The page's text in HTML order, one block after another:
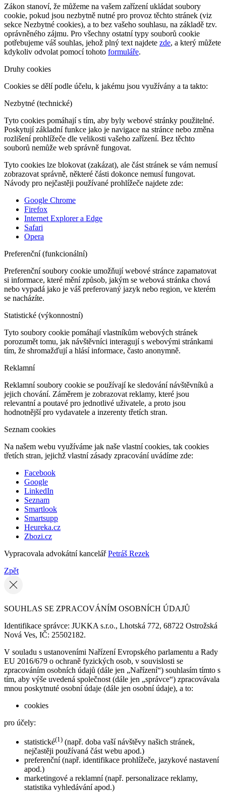
Zákon stanoví, že můžeme na vašem zařízení ukládat soubory
cookie, pokud jsou nezbytně nutné pro provoz těchto stránek (viz
sekce Nezbytné cookies), a to bez vašeho souhlasu, na základě tzv.
oprávněného zájmu. Pro všechny ostatní typy souborů cookie
potřebujeme váš souhlas, jehož plný text najdete zde, a který můžete
kdykoliv odvolat pomocí tohoto formuláře.
Druhy cookies
Cookies se dělí podle účelu, k jakému jsou využívány a ta takto:
Nezbytné (technické)
Tyto cookies pomáhají s tím, aby byly webové stránky použitelné.
Poskytují základní funkce jako je navigace na stránce nebo změna
rozlišení prohlížeče dle velikosti vašeho zařízení. Bez těchto
souborů nemůže web správně fungovat.
Tyto cookies lze blokovat (zakázat), ale část stránek se vám nemusí
zobrazovat správně, některé části dokonce nemusí fungovat.
Návody pro nejčastěji používané prohlížeče najdete zde:
Google Chrome
Firefox
Internet Explorer a Edge
Safari
Opera
Preferenční (funkcionální)
Preferenční soubory cookie umožňují webové stránce zapamatovat
si informace, které mění způsob, jakým se webová stránka chová
nebo vypadá jako je váš preferovaný jazyk nebo region, ve kterém
se nacházíte.
Statistické (výkonnostní)
Tyto soubory cookie pomáhají vlastníkům webových stránek
porozumět tomu, jak návštěvníci interagují s webovými stránkami
tím, že shromažďují a hlásí informace, často anonymně.
Reklamní
Reklamní soubory cookie se používají ke sledování návštěvníků a
jejich chování. Záměrem je zobrazovat reklamy, které jsou
relevantní a poutavé pro jednotlivé uživatele, a proto jsou
hodnotnější pro vydavatele a inzerenty třetích stran.
Seznam cookies
Na našem webu využíváme jak naše vlastní cookies, tak cookies
třetích stran, jejichž vlastní zásady zpracování uvádíme zde:
Facebook
Google
LinkedIn
Seznam
Smartlook
Smartsupp
Heureka.cz
Zbozi.cz
Vypracovala advokátní kancelářPetráš Rezek
Zpět
SOUHLAS SE ZPRACOVÁNÍM OSOBNÍCH ÚDAJŮ
Identifikace správce: JUKKA s.r.o., Lhotská 772, 68722 Ostrožská
Nová Ves, IČ: 25502182.
V souladu s ustanoveními Nařízení Evropského parlamentu a Rady
EU 2016/679 o ochraně fyzických osob, v souvislosti se
zpracováním osobních údajů (dále jen „Nařízení“) souhlasím tímto s
tím, aby výše uvedená společnost (dále jen „správce“) zpracovávala
mnou poskytnuté osobní údaje (dále jen osobní údaje), a to:
cookies
pro účely:
statistické(1) (např. doba vaší návštěvy našich stránek,
nejčastěji používaná část webu apod.)
preferenční (např. identifikace prohlížeče, jazykové nastavení
apod.)
marketingové a reklamní (např. personalizace reklamy,
statistika vyhledávání apod.)